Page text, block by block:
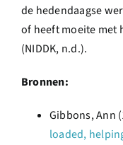
de hedendaagse
of heeft moeite met
(NIDDK, n.d.).
Bronnen:
Gibbons, Ann
loaded,